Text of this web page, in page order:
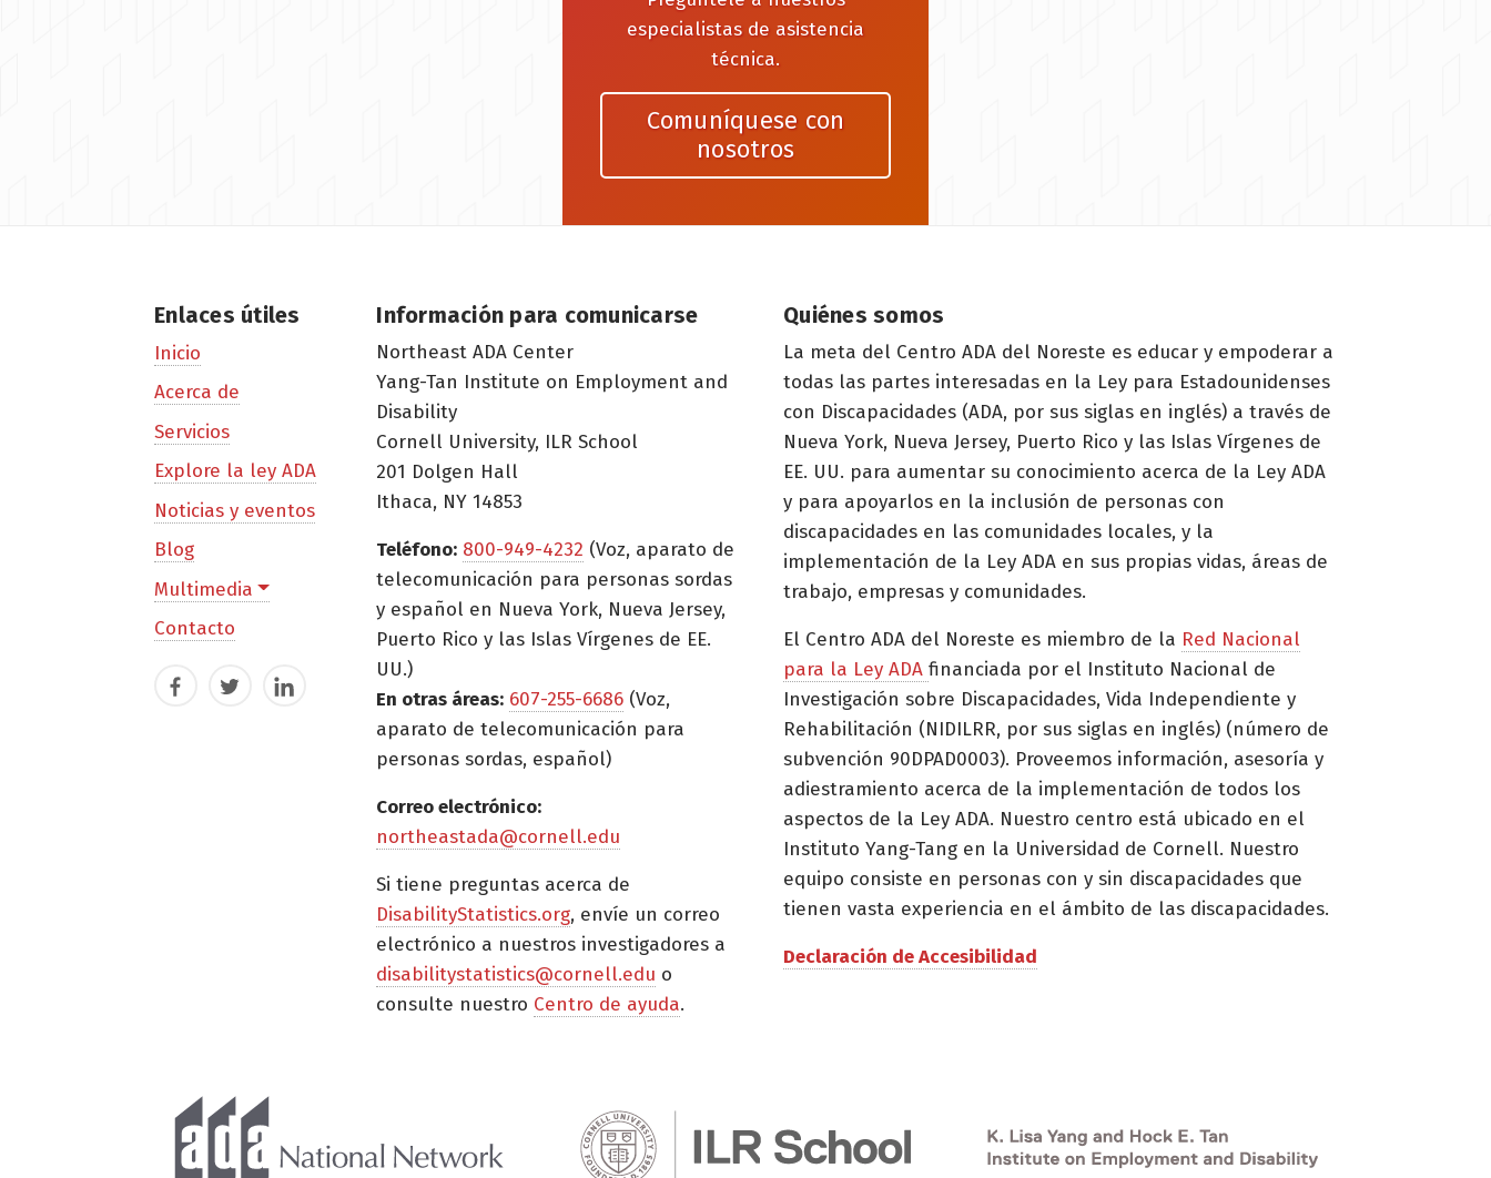
especialistas de asistencia
técnica.
Comuníquese con
nosotros
Enlaces útiles
Inicio
Acerca de
Servicios
Explore la ley ADA
Noticias y eventos
Blog
Multimedia
Contacto
FacebookTwitterLinkedIn
Información para comunicarse
Northeast ADA Center
Yang-Tan Institute on Employment and
Disability
Cornell University, ILR School
201 Dolgen Hall
Ithaca, NY 14853
Teléfono: 800-949-4232 (Voz, aparato de
telecomunicación para personas sordas
y español en Nueva York, Nueva Jersey,
Puerto Rico y las Islas Vírgenes de EE.
UU.)
En otras áreas: 607-255-6686 (Voz,
aparato de telecomunicación para
personas sordas, español)
Correo electrónico:
northeastada@cornell.edu
Si tiene preguntas acerca de
DisabilityStatistics.org, envíe un correo
electrónico a nuestros investigadores a
disabilitystatistics@cornell.edu o
consulte nuestro Centro de ayuda.
Quiénes somos
La meta del Centro ADA del Noreste es educar y empoderar a
todas las partes interesadas en la Ley para Estadounidenses
con Discapacidades (ADA, por sus siglas en inglés) a través de
Nueva York, Nueva Jersey, Puerto Rico y las Islas Vírgenes de
EE. UU. para aumentar su conocimiento acerca de la Ley ADA
y para apoyarlos en la inclusión de personas con
discapacidades en las comunidades locales, y la
implementación de la Ley ADA en sus propias vidas, áreas de
trabajo, empresas y comunidades.
El Centro ADA del Noreste es miembro de la Red Nacional
para la Ley ADA financiada por el Instituto Nacional de
Investigación sobre Discapacidades, Vida Independiente y
Rehabilitación (NIDILRR, por sus siglas en inglés) (número de
subvención 90DPAD0003). Proveemos información, asesoría y
adiestramiento acerca de la implementación de todos los
aspectos de la Ley ADA. Nuestro centro está ubicado en el
Instituto Yang-Tang en la Universidad de Cornell. Nuestro
equipo consiste en personas con y sin discapacidades que
tienen vasta experiencia en el ámbito de las discapacidades.
Declaración de Accesibilidad